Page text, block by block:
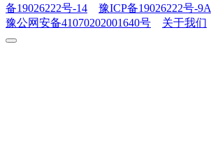
备19026222号-14
豫ICP备19026222号-9A
豫公网安备41070202001640号
关于我们